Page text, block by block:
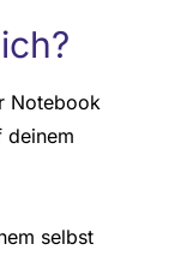
Notebook
deinem
selbst